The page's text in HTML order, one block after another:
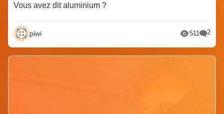
Vous avez dit aluminium ?
piwi 511 2